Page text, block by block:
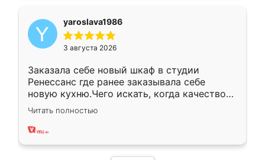
yaroslava1986
3 августа 2026
Заказала себе новый шкаф в студии
Ренессанс где ранее заказывала себе
новую кухню.Чего искать, когда качеством
вполне довольна. Служит кухня уже почти
два года, нареканий нет.
Читать полностью